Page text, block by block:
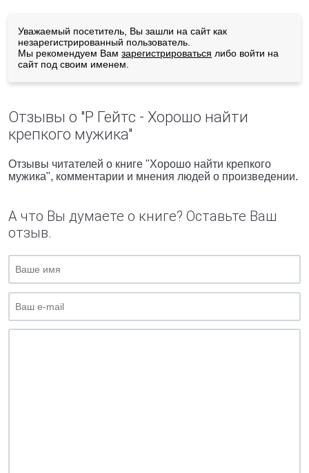
Уважаемый посетитель, Вы зашли на сайт как
незарегистрированный пользователь.
Мы рекомендуем Вам зарегистрироваться либо войти на
сайт под своим именем.
Отзывы о "Р Гейтс - Хорошо найти
крепкого мужика"
Отзывы читателей о книге "Хорошо найти крепкого
мужика", комментарии и мнения людей о произведении.
А что Вы думаете о книге? Оставьте Ваш
отзыв.